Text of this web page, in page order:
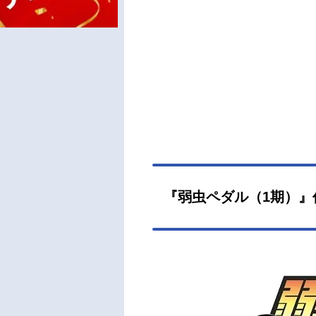
『弱虫ペダル（1期）